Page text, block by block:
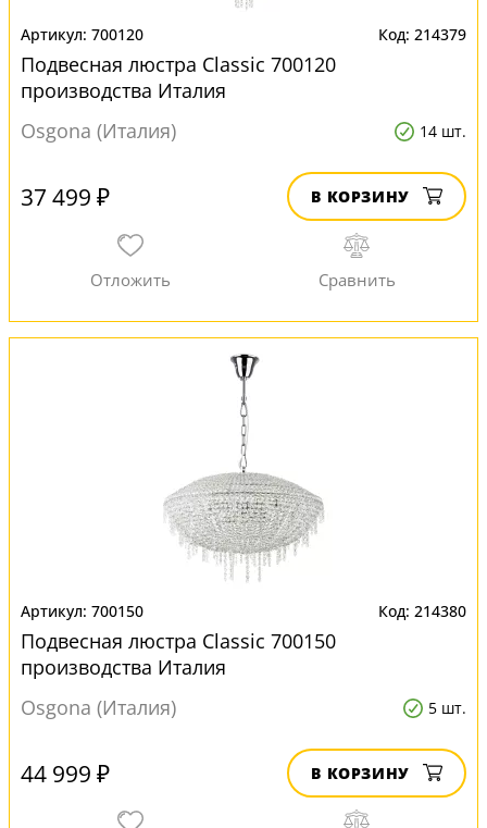
700120 214379
Подвесная люстра Classic 700120
производства Италия
Osgona (Италия)
14 шт.
37 499 ₽ В КОРЗИНУ
700150 214380
Подвесная люстра Classic 700150
производства Италия
Osgona (Италия)
5 шт.
44 999 ₽ В КОРЗИНУ